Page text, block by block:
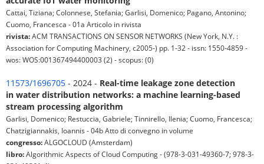
Cattai, Tiziana; Colonnese, Stefania; Garlisi, Domenico; Pagano, Antonino;
Cuomo, Francesca - 01a Articolo in rivista
rivista:ACM TRANSACTIONS ON SENSOR NETWORKS (New York, N.Y. :
Association for Computing Machinery, c2005-) pp. 1-32 - issn: 1550-4859 -
wos: WOS:001367494400003 (2) - scopus: (0)
11573/1696705 - 2024 - Real-time leakage zone detection
in water distribution networks: a machine learning-based
stream processing algorithm
Garlisi, Domenico; Restuccia, Gabriele; Tinnirello, Ilenia; Cuomo, Francesca;
Chatzigiannakis, Ioannis - 04b Atto di convegno in volume
congresso:ALGOCLOUD (Amsterdam)
libro:Algorithmic Aspects of Cloud Computing - (978-3-031-49360-7; 978-3-